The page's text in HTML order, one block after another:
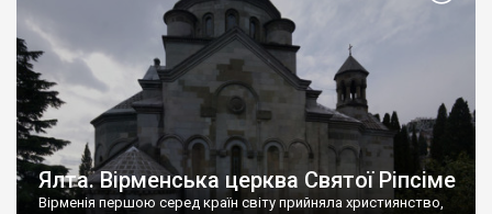
Ялта. Вірменська церква Святої Ріпсіме
Вірменія першою серед країн світу прийняла християнство,